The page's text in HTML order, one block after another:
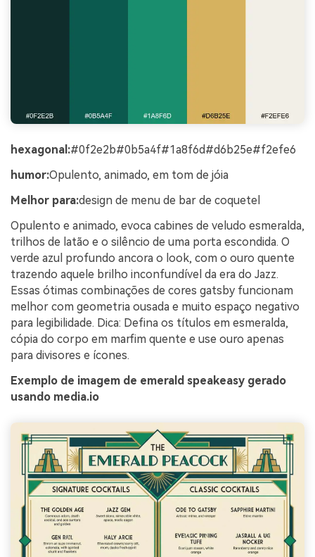
hexagonal:#0f2e2b#0b5a4f#1a8f6d#d6b25e#f2efe6
humor:Opulento, animado, em tom de jóia
Melhor para:design de menu de bar de coquetel
Opulento e animado, evoca cabines de veludo esmeralda,
trilhos de latão e o silêncio de uma porta escondida. O
verde azul profundo ancora o look, com o ouro quente
trazendo aquele brilho inconfundível da era do Jazz.
Essas ótimas combinações de cores gatsby funcionam
melhor com geometria ousada e muito espaço negativo
para legibilidade. Dica: Defina os títulos em esmeralda,
cópia do corpo em marfim quente e use ouro apenas
para divisores e ícones.
Exemplo de imagem de emerald speakeasy gerado
usando media.io